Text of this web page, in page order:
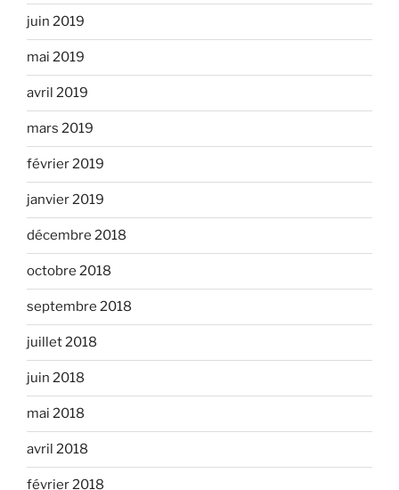
juin 2019
mai 2019
avril 2019
mars 2019
février 2019
janvier 2019
décembre 2018
octobre 2018
septembre 2018
juillet 2018
juin 2018
mai 2018
avril 2018
février 2018